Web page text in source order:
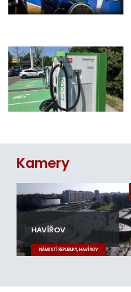
Kamery
HAVÍŘOV
NÁMĚSTÍ REPUBLIKY, HAVÍŘOV